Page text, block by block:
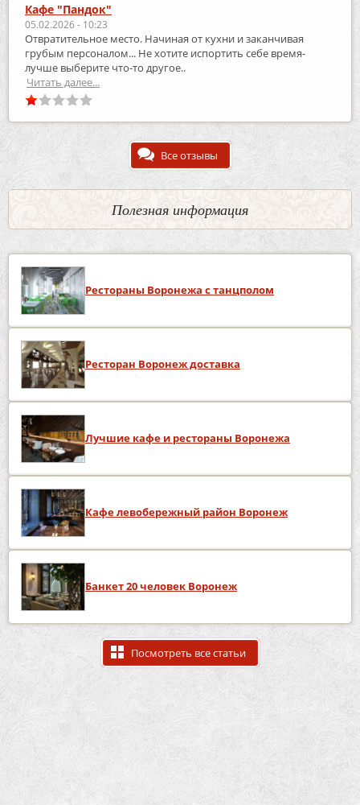
Кафе "Пандок"
05.02.2026 - 10:23
Отвратительное место. Начиная от кухни и заканчивая
грубым персоналом... Не хотите испортить себе время-
лучше выберите что-то другое..
Читать далее...
Все отзывы
Полезная информация
Рестораны Воронежа с танцполом
Ресторан Воронеж доставка
Лучшие кафе и рестораны Воронежа
Кафе левобережный район Воронеж
Банкет 20 человек Воронеж
Посмотреть все статьи